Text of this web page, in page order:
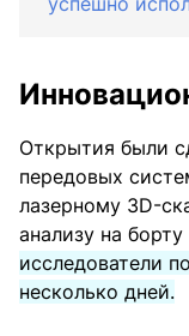
Открытия были
передовых
лазерному 3D-
анализу на
исследователи
несколько дней.